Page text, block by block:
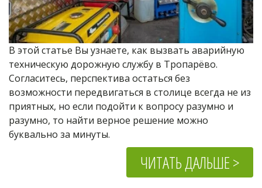
В этой статье Вы узнаете, как вызвать аварийную
техническую дорожную службу в Тропарёво.
Согласитесь, перспектива остаться без
возможности передвигаться в столице всегда не из
приятных, но если подойти к вопросу разумно и
разумно, то найти верное решение можно
буквально за минуты.
ЧИТАТЬ ДАЛЬШЕ >